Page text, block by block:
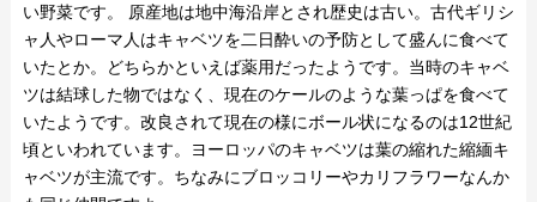
い野菜です。 原産地は地中海沿岸とされ歴史は古い。古代ギリシ
ャ人やローマ人はキャベツを二日酔いの予防として盛んに食べて
いたとか。どちらかといえば薬用だったようです。当時のキャベ
ツは結球した物ではなく、現在のケールのような葉っぱを食べて
いたようです。改良されて現在の様にボール状になるのは12世紀
頃といわれています。ヨーロッパのキャベツは葉の縮れた縮緬キ
ャベツが主流です。ちなみにブロッコリーやカリフラワーなんか